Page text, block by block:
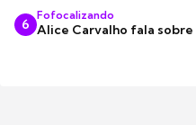
6
Fofocalizando
Alice Carvalho fala